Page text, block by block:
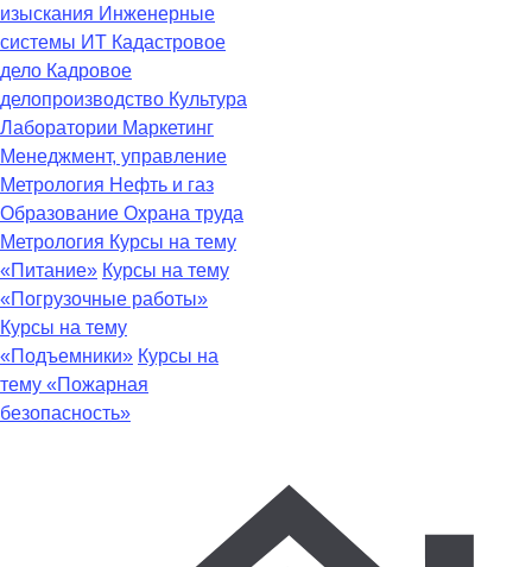
изыскания Инженерные
системы ИТ Кадастровое
дело Кадровое
делопроизводство Культура
Лаборатории Маркетинг
Менеджмент, управление
Метрология Нефть и газ
Образование Охрана труда
Метрология Курсы на тему
«Питание» Курсы на тему
«Погрузочные работы»
Курсы на тему
«Подъемники» Курсы на
тему «Пожарная
безопасность»